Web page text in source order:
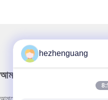
আমাদের নিউজলেটার
hezhenguang